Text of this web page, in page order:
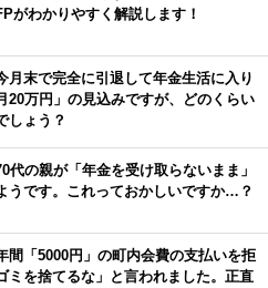
がわかりやすく解説します！
月末で完全に引退して年金生活に入り
20万円」の見込みですが、どのくらい
しょう？
代の親が「年金を受け取らないまま」
うです。これっておかしいですか…？
間「5000円」の町内会費の支払いを拒
ミを捨てるな」と言われました。正直